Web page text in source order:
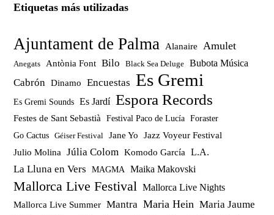
Etiquetas más utilizadas
Ajuntament de Palma Alanaire Amulet
Anegats Antònia Font Bilo Black Sea Deluge Bubota Música
Cabrón Dinamo Encuestas Es Gremi
Es Gremi Sounds Es Jardí Espora Records
Festes de Sant Sebastià Festival Paco de Lucía Foraster
Go Cactus Géiser Festival Jane Yo
Jazz Voyeur Festival
Julio Molina
Júlia Colom Komodo García L.A.
La Lluna en Vers MAGMA Maika Makovski
Mallorca Live Festival Mallorca Live Nights
Mallorca Live Summer Mantra Maria Hein Maria Jaume